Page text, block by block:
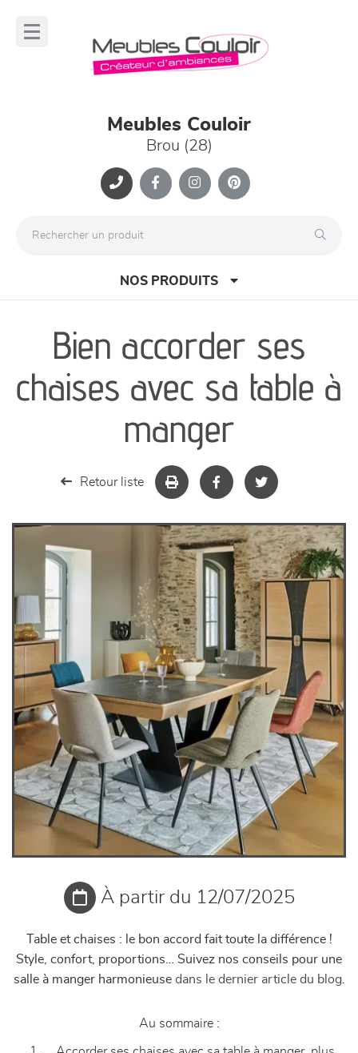
Meubles Couloir
Brou (28)
NOS PRODUITS
canapés et fauteuils
séjours
chambres et dressing
literie
décoration
Bien accorder ses
chaises avec sa table à
manger
Retour liste
À partir du 12/07/2025
Table et chaises : le bon accord fait toute la différence !
Style, confort, proportions… Suivez nos conseils pour une
salle à manger harmonieuse dans le dernier article du blog.
Au sommaire :